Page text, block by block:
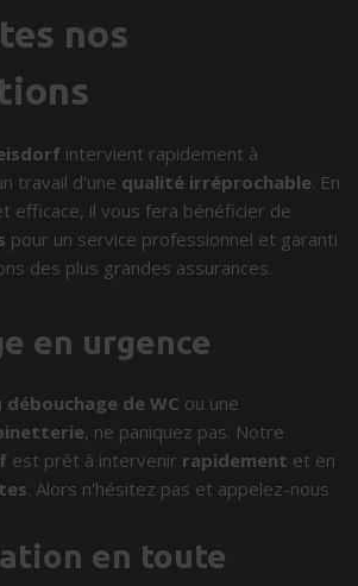
nos
intervient rapidement à
travail d'une qualité irréprochable. En
efficace, il vous fera bénéficier de
pour un service professionnel et garanti
des plus grandes assurances.
en urgence
débouchage de WC ou une
, ne paniquez pas. Notre
est prêt à intervenir rapidement et en
. Alors n'hésitez pas et appelez-nous
en toute